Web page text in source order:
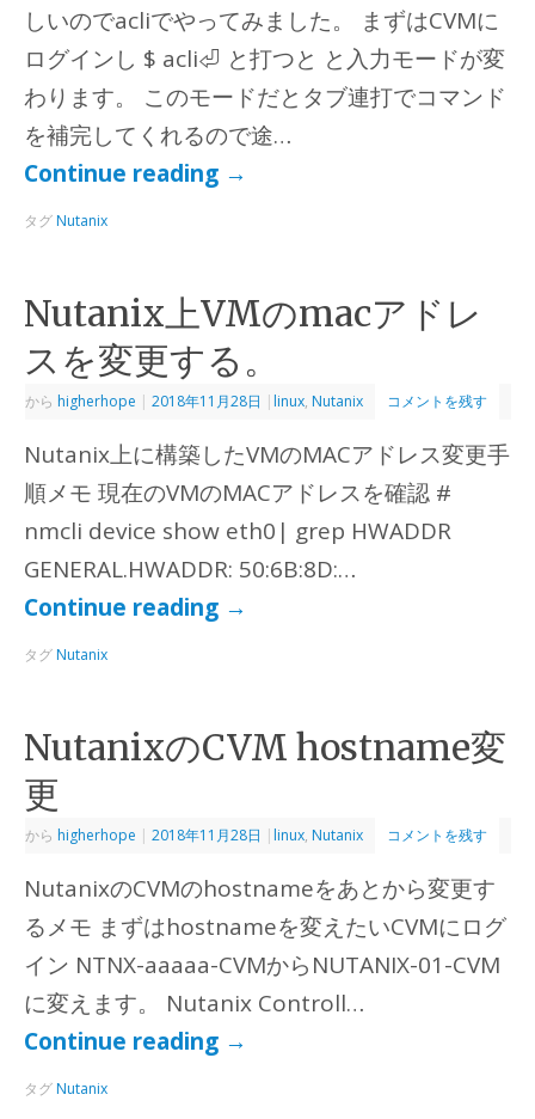
しいのでacliでやってみました。 まずはCVMに
ログインし $ acli⏎ と打つと と入力モードが変
わります。 このモードだとタブ連打でコマンド
を補完してくれるので途…
Continue reading →
タグ Nutanix
Nutanix上VMのmacアドレ
スを変更する。
から higherhope | 2018年11月28日 | linux, Nutanix コメントを残す
Nutanix上に構築したVMのMACアドレス変更手
順メモ 現在のVMのMACアドレスを確認 #
nmcli device show eth0| grep HWADDR
GENERAL.HWADDR: 50:6B:8D:…
Continue reading →
タグ Nutanix
NutanixのCVM hostname変
更
から higherhope | 2018年11月28日 | linux, Nutanix コメントを残す
NutanixのCVMのhostnameをあとから変更す
るメモ まずはhostnameを変えたいCVMにログ
イン NTNX-aaaaa-CVMからNUTANIX-01-CVM
に変えます。 Nutanix Controll…
Continue reading →
タグ Nutanix